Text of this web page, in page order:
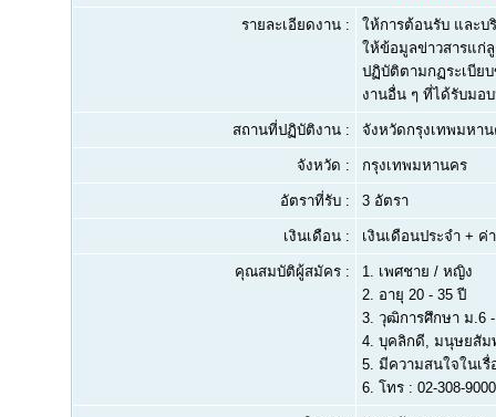
รายละเอียดงาน :
ให้การต้อนรับ และบ
ให้ข้อมูลข่าวสารแก่
ปฏิบัติตามกฏระเบีย
งานอื่น ๆ ที่ได้รับมอ
สถานที่ปฏิบัติงาน : จังหวัดกรุงเทพมหา
จังหวัด : กรุงเทพมหานคร
อัตราที่รับ : 3 อัตรา
เงินเดือน : เงินเดือนประจำ +
คุณสมบัติผู้สมัคร : 1. เพศชาย / หญิง
2. อายุ 20 - 35 ปี
3. วุฒิการศึกษา ม.6
4. บุคลิกดี, มนุษยสัม
5. มีความสนใจในเรื่
6. โทร : 02-308-